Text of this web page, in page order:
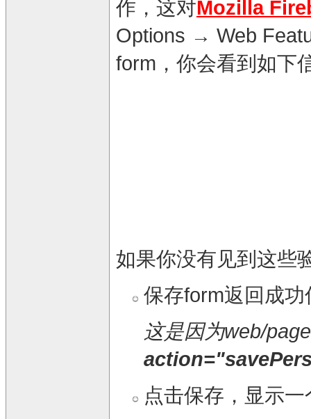
作，这对Mozilla
Options → Web
form，你会看到如下
如果你没有见到这些
保存form返回成
这是因为web/
点击保存，显示